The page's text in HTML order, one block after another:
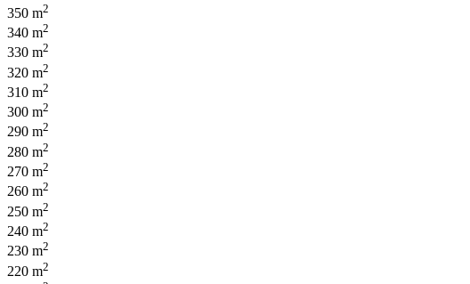
350 m2
340 m2
330 m2
320 m2
310 m2
300 m2
290 m2
280 m2
270 m2
260 m2
250 m2
240 m2
230 m2
220 m2